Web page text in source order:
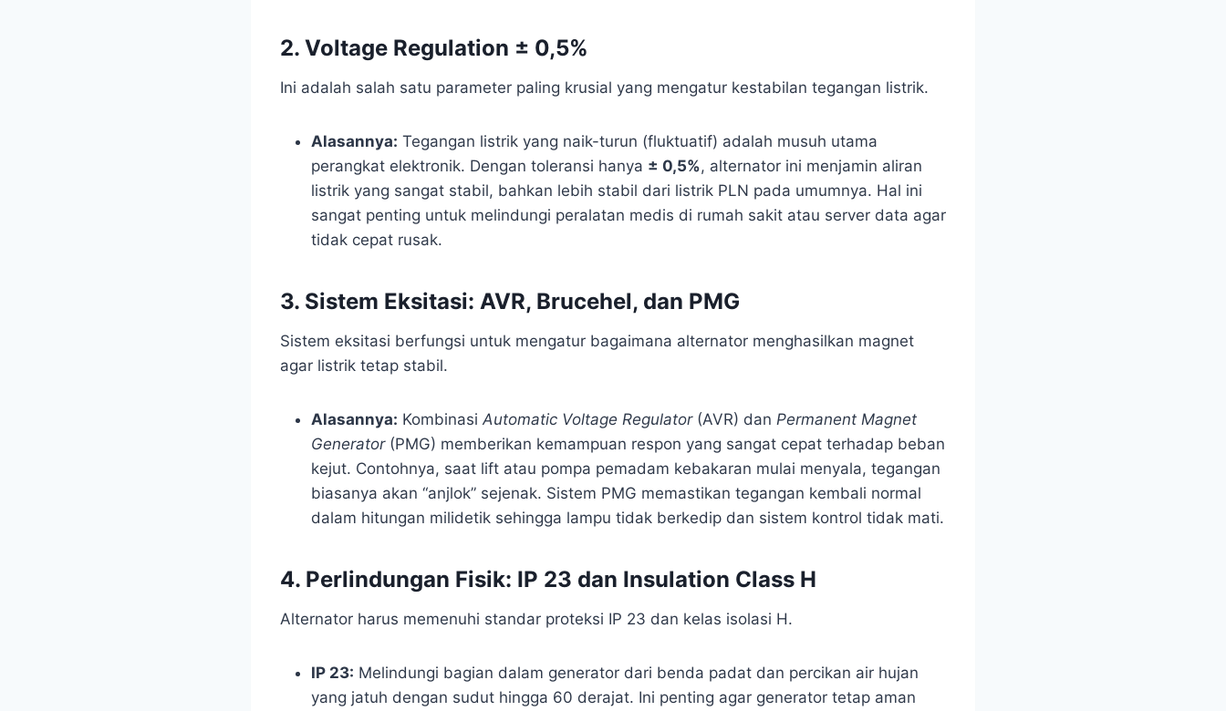
2. Voltage Regulation ± 0,5%
Ini adalah salah satu parameter paling krusial yang mengatur kestabilan tegangan listrik.
Alasannya: Tegangan listrik yang naik-turun (fluktuatif) adalah musuh utama
perangkat elektronik. Dengan toleransi hanya ± 0,5%, alternator ini menjamin aliran
listrik yang sangat stabil, bahkan lebih stabil dari listrik PLN pada umumnya. Hal ini
sangat penting untuk melindungi peralatan medis di rumah sakit atau server data agar
tidak cepat rusak.
3. Sistem Eksitasi: AVR, Brucehel, dan PMG
Sistem eksitasi berfungsi untuk mengatur bagaimana alternator menghasilkan magnet
agar listrik tetap stabil.
Alasannya: Kombinasi Automatic Voltage Regulator(AVR) dan Permanent Magnet
Generator(PMG) memberikan kemampuan respon yang sangat cepat terhadap beban
kejut. Contohnya, saat lift atau pompa pemadam kebakaran mulai menyala, tegangan
biasanya akan “anjlok” sejenak. Sistem PMG memastikan tegangan kembali normal
dalam hitungan milidetik sehingga lampu tidak berkedip dan sistem kontrol tidak mati.
4. Perlindungan Fisik: IP 23 dan Insulation Class H
Alternator harus memenuhi standar proteksi IP 23 dan kelas isolasi H.
IP 23: Melindungi bagian dalam generator dari benda padat dan percikan air hujan
yang jatuh dengan sudut hingga 60 derajat. Ini penting agar generator tetap aman